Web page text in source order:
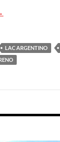
Glacier Perito
LAC ARGENTINO